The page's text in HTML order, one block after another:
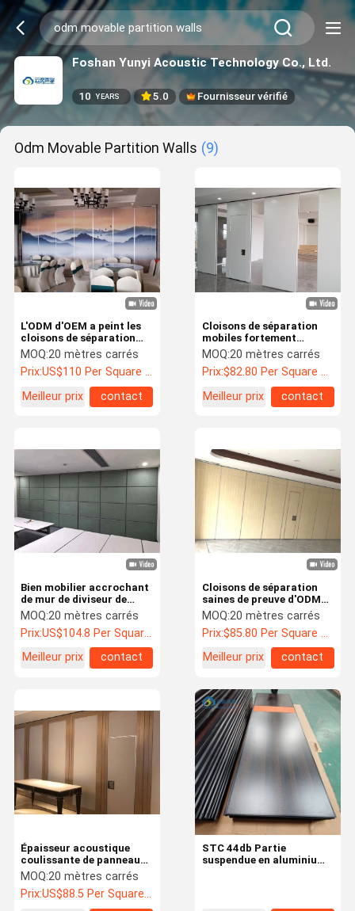
Foshan Yunyi Acoustic Technology Co., Ltd.
10 YEARS 5.0 Fournisseur vérifié
Odm Movable Partition Walls (9)
L'ODM d'OEM a peint les
cloisons de séparation
mobiles
MOQ:20 mètres carrés
Prix:US$110 Per Square Meter
Meilleur prix
contact
Cloisons de séparation
mobiles fortement
flexibles d'ODM d'OEM
glissant les diviseurs de
pièce insonorisés
MOQ:20 mètres carrés
Prix:$82.80 Per Square Meter
Meilleur prix
contact
Bien mobilier accrochant
de mur de diviseur de
séparation d'ODM d'OEM
d'attenuation de bruit
MOQ:20 mètres carrés
Prix:US$104.8 Per Square Meter
Meilleur prix
contact
Cloisons de séparation
saines de preuve d'ODM
d'OEM, séparation en bois
en Hall
MOQ:20 mètres carrés
Prix:$85.80 Per Square Meter
Meilleur prix
contact
Épaisseur acoustique
coulissante de panneau
du panneau 9mm de
séparation de diviseurs
de pièce d'ODM d'OEM
MOQ:20 mètres carrés
Prix:US$88.5 Per Square Meter
STC 44db Partie
suspendue en aluminium